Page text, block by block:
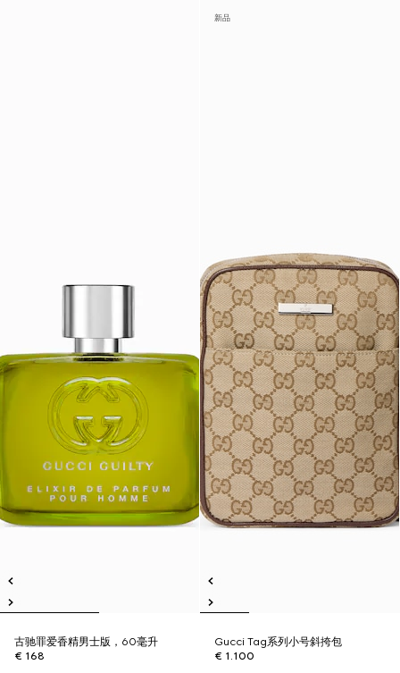
古驰罪爱香精男士版，60毫升
€ 168
新品
Gucci Tag系列小号斜挎包
€ 1.100